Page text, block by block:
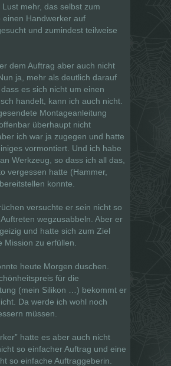
mehr, das selbst zum
einen Handwerker auf
und zumindest teilweise
dem Auftrag aber auch nicht
ja, mehr als deutlich darauf
es sich nicht um einen
handelt, kann ich auch nicht.
Montageanleitung
überhaupt nicht
ich war ja zugegen und hatte
vormontiert. Und ich habe
Werkzeug, so dass ich all das,
vergessen hatte (Hammer,
konnte.
versuchte er sein nicht so
wegzusabbeln. Aber er
und hatte sich zum Ziel
Mission zu erfüllen.
heute Morgen duschen.
für die
(mein Silikon …) bekommt er
Da werde ich wohl noch
müssen.
hatte es aber auch nicht
so einfacher Auftrag und eine
so einfache Auftraggeberin.